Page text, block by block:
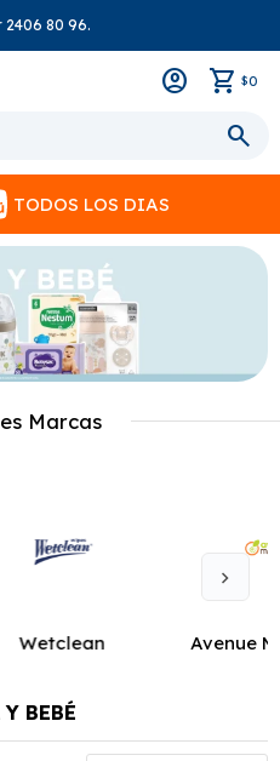
2406 80 96.
$0
TODOS LOS DIAS
Marcas
Wetclean Avenue
Y BEBÉ